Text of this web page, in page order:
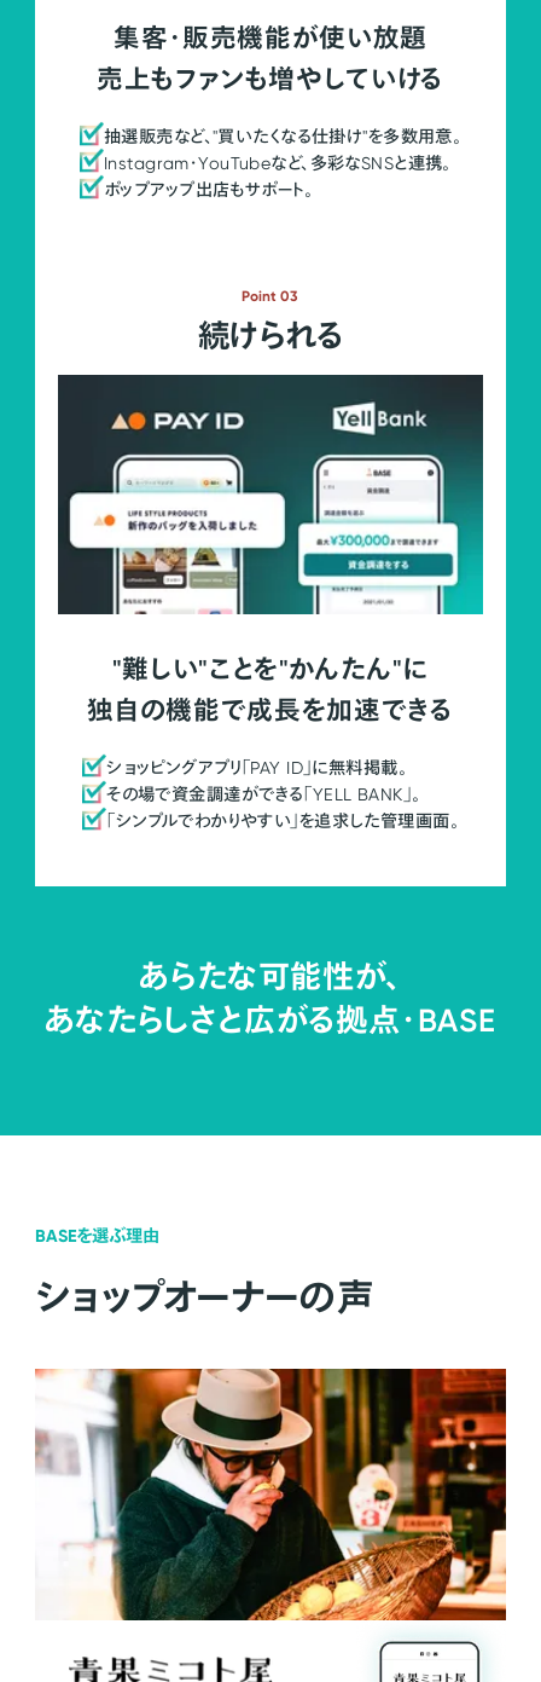
集客・販売機能が使い放題
売上もファンも増やしていける
抽選販売など、"買いたくなる仕掛け"を多数用意。
Instagram・YouTubeなど、多彩なSNSと連携。
ポップアップ出店もサポート。
Point 03
続けられる
"難しい"ことを"かんたん"に
独自の機能で成長を加速できる
ショッピングアプリ「PAY ID」に無料掲載。
その場で資金調達ができる「YELL BANK」。
「シンプルでわかりやすい」を追求した管理画面。
あらたな可能性が、
あなたらしさと広がる拠点・BASE
BASEを選ぶ理由
ショップオーナーの声